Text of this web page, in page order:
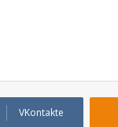
VKontakte